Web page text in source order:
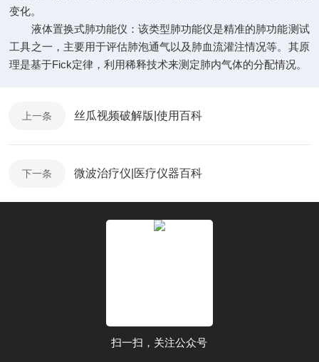
变化。
液体置换式肺功能仪：该类型肺功能仪是精准的肺功能测试
工具之一，主要用于评估肺泡通气以及肺血流灌注情况等。其原
理是基于Fick定律，利用稀释技术来测定肺内气体的分配情况。
上一条 丝瓜视频破解版|使用百科
下一条 微波治疗仪|医疗仪器百科
扫一扫，关注公众号